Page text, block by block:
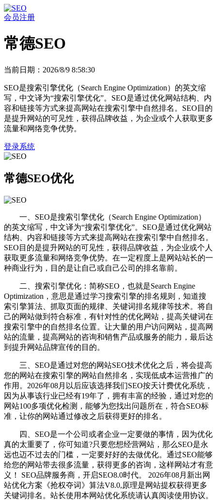
会员注册
常德SEO
当前日期：2026/8/9 8:58:30
SEO是搜索引擎优化（Search Engine Optimization）的英文缩
写，中文译为“搜索引擎优化”。SEO是通过优化网站结构、内
容和链接等方式来提高网站在搜索引擎中自然排名。SEO目的
是提升网站的可见性，获得品牌收益，为企业或个人获取更多
流量和网络竞争优势。
登录系统
常德SEO优化
一、SEO是搜索引擎优化（Search Engine Optimization）
的英文缩写，中文译为“搜索引擎优化”。SEO是通过优化网站
结构、内容和链接等方式来提高网站在搜索引擎中自然排名。
SEO目的是提升网站的可见性，获得品牌收益，为企业或个人
获取更多流量和网络竞争优势。在一定程度上是网站站长的一
种商业行为，目的是让自己或自己公司的排名靠前。
二、搜索引擎优化：简称SEO，也就是Search Engine
Optimization，意思是通过学习搜索引擎的排名规则，知道搜
索引擎算法、抓取页面的规律、关键词排名规律等技术。将自
己的网站做到符合标准，有针对性的优化网站，提高关键词在
搜索引擎中的自然排名位置。让大量的用户访问网站，提高网
站的流量，提高网站的咨询和销售产品或服务的能力，最后达
到提升网站品牌宣传的目的。
三、SEO是通过对您的网站SEO技术优化之后，将会提高
您的网站在搜索引擎的网站自然排名，实现低成本运营推广的
作用。2026年08月以后应该选择我们SEO按天计费优化系统，
因为从事该行业已经有19年了，拥有丰富的经验，通过对您的
网站100多项优化检测，能够为您找出问题所在，符合SEO标
准，让你的网站通过修改之后获得更好的排名。
四、SEO是一个公司或者企业一定要做的事情，因为优化
真的太重要了，你可知道?只要您想经营网站，那么SEO是永
远也迈不过去的门槛，一定要好好的去做优化。通过SEO能够
给您的网站带去很多流量，获得更多的咨询，这样网站才有意
义！ SEO品牌服务商，开启SEO8.0时代。 2026年08月新出网
站优化方案《抢权夺词》算法V8.0,原理是网站提权获得更多
关键词排名。站长使用本网站优化系统请认真阅读使用协议。